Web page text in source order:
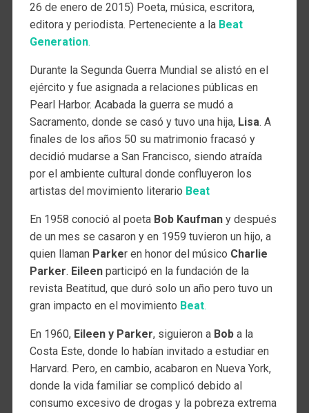
26 de enero de 2015) Poeta, música, escritora,
editora y periodista. Perteneciente a la Beat
Generation.
Durante la Segunda Guerra Mundial se alistó en el
ejército y fue asignada a relaciones públicas en
Pearl Harbor. Acabada la guerra se mudó a
Sacramento, donde se casó y tuvo una hija,Lisa. A
finales de los años 50 su matrimonio fracasó y
decidió mudarse a San Francisco, siendo atraída
por el ambiente cultural donde confluyeron los
artistas del movimiento literario Beat
En 1958 conoció al poeta Bob Kaufman y después
de un mes se casaron y en 1959 tuvieron un hijo, a
quien llaman Parker en honor del músico Charlie
Parker. Eileenparticipó en la fundación de la
revista Beatitud, que duró solo un año pero tuvo un
gran impacto en el movimiento Beat.
En 1960, Eileen y Parker, siguieron a Bob a la
Costa Este, donde lo habían invitado a estudiar en
Harvard. Pero, en cambio, acabaron en Nueva York,
donde la vida familiar se complicó debido al
consumo excesivo de drogas y la pobreza extrema